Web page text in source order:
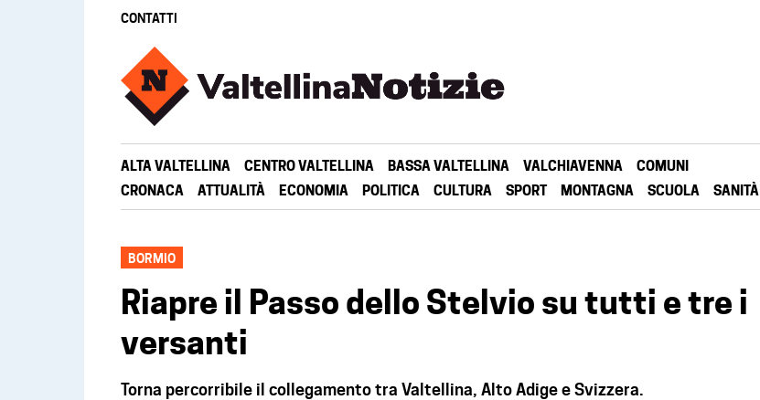
CONTATTI
ALTA VALTELLINA CENTRO VALTELLINA BASSA VALTELLINA VALCHIAVENNA
COMUNI
CRONACA
ATTUALITÀ ECONOMIA POLITICA CULTURA SPORT MONTAGNA SCUOLA SANITÀ
BORMIO
Riapre il Passo dello Stelvio su tutti e tre i
versanti
Torna percorribile il collegamento tra Valtellina, Alto Adige e Svizzera.